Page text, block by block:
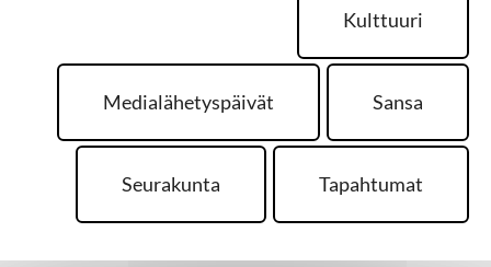
Kulttuuri
Medialähetyspäivät Sansa
Seurakunta Tapahtumat